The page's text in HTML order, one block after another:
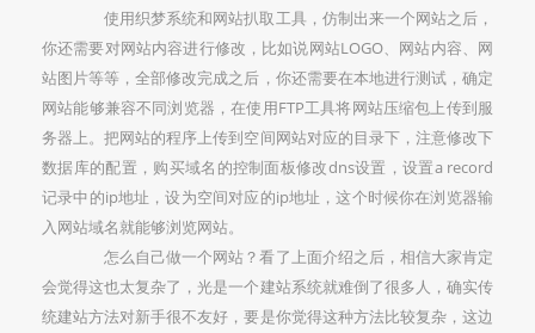
使用织梦系统和网站扒取工具，仿制出来一个网站之后，
你还需要对网站内容进行修改，比如说网站LOGO、网站内容、网
站图片等等，全部修改完成之后，你还需要在本地进行测试，确定
网站能够兼容不同浏览器，在使用FTP工具将网站压缩包上传到服
务器上。把网站的程序上传到空间网站对应的目录下，注意修改下
数据库的配置，购买域名的控制面板修改dns设置，设置a record
记录中的ip地址，设为空间对应的ip地址，这个时候你在浏览器输
入网站域名就能够浏览网站。
怎么自己做一个网站？看了上面介绍之后，相信大家肯定
会觉得这也太复杂了，光是一个建站系统就难倒了很多人，确实传
统建站方法对新手很不友好，要是你觉得这种方法比较复杂，这边